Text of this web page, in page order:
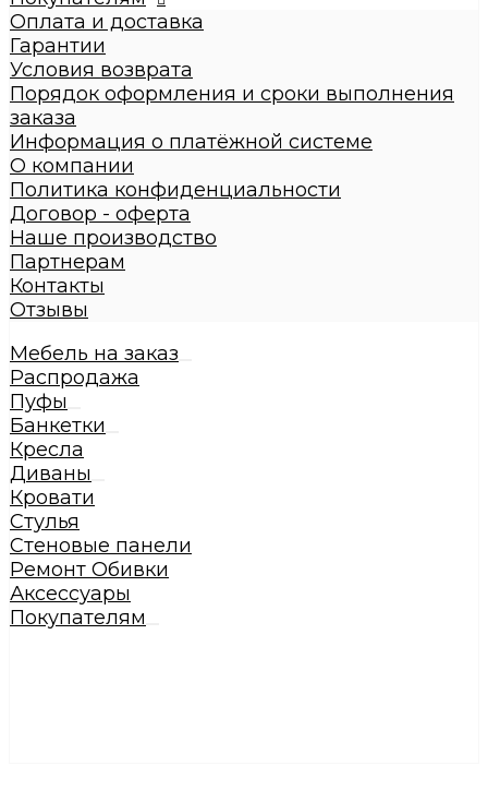
Стеновые панели
Ремонт Обивки
Галерея
Оплата и доставка
Гарантии
Условия возврата
Порядок оформления и сроки выполнения
заказа
Информация о платёжной системе
О компании
Политика конфиденциальности
Договор - оферта
Наше производство
Партнерам
Контакты
Отзывы
Мебель на заказ
Распродажа
Пуфы
Банкетки
Кресла
Диваны
Кровати
Стулья
Стеновые панели
Ремонт Обивки
Аксессуары
Покупателям